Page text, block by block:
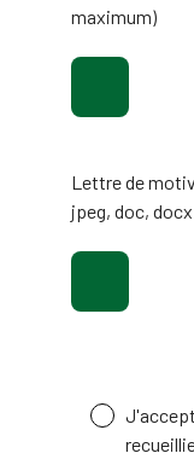
maximum)
Lettre de
jpeg, doc,